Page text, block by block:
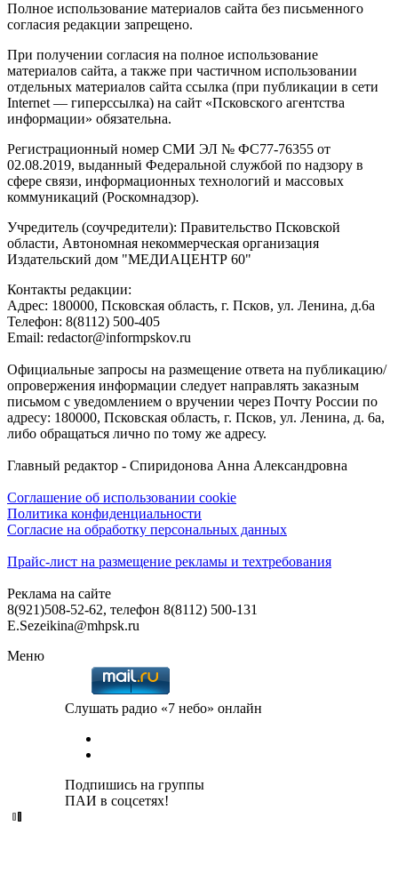
Полное использование материалов сайта без письменного
согласия редакции запрещено.
При получении согласия на полное использование
материалов сайта, а также при частичном использовании
отдельных материалов сайта ссылка (при публикации в сети
Internet — гиперссылка) на сайт «Псковского агентства
информации» обязательна.
Регистрационный номер СМИ ЭЛ № ФС77-76355 от
02.08.2019, выданный Федеральной службой по надзору в
сфере связи, информационных технологий и массовых
коммуникаций (Роскомнадзор).
Учредитель (соучредители): Правительство Псковской
области, Автономная некоммерческая организация
Издательский дом "МЕДИАЦЕНТР 60"
Контакты редакции:
Адреc: 180000, Псковская область, г. Псков, ул. Ленина, д.6а
Телефон: 8(8112) 500-405
Email: redactor@informpskov.ru
Официальные запросы на размещение ответа на публикацию/
опровержения информации следует направлять заказным
письмом с уведомлением о вручении через Почту России по
адресу: 180000, Псковская область, г. Псков, ул. Ленина, д. 6а,
либо обращаться лично по тому же адресу.
Главный редактор - Спиридонова Анна Александровна
Соглашение об использовании cookie
Политика конфиденциальности
Согласие на обработку персональных данных
Прайс-лист на размещение рекламы и техтребования
Реклама на сайте
8(921)508-52-62, телефон 8(8112) 500-131
E.Sezeikina@mhpsk.ru
Меню
Слушать радио «7 небо» онлайн
Подпишись на группы
ПАИ в соцсетях!